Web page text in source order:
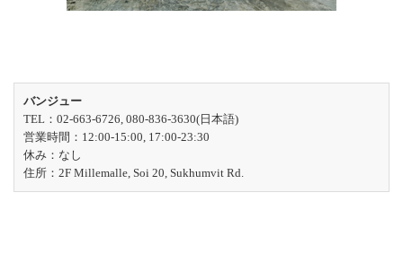
バンジュー
TEL：02-663-6726, 080-836-3630(日本語)
営業時間：12:00-15:00, 17:00-23:30
休み：なし
住所：2F Millemalle, Soi 20, Sukhumvit Rd.